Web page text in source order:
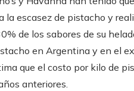
escasez de pistacho y
de los sabores de su
en Argentina y en el
que el costo por kilo de
anteriores.